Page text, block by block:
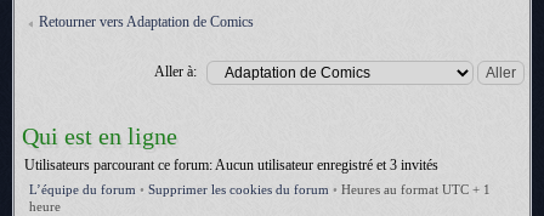
Retourner vers Adaptation de Comics
Aller à:
Qui est en ligne
Utilisateurs parcourant ce forum: Aucun utilisateur enregistré et 3 invités
L’équipe du forum • Supprimer les cookies du forum • Heures au format UTC + 1
heure